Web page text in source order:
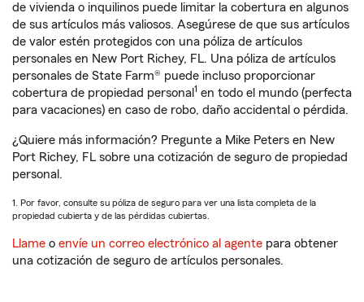
de vivienda o inquilinos puede limitar la cobertura en algunos
de sus artículos más valiosos. Asegúrese de que sus artículos
de valor estén protegidos con una póliza de artículos
personales en New Port Richey, FL. Una póliza de artículos
personales de State Farm® puede incluso proporcionar
cobertura de propiedad personal 1 en todo el mundo (perfecta
para vacaciones) en caso de robo, daño accidental o pérdida.
¿Quiere más información? Pregunte a Mike Peters en New
Port Richey, FL sobre una cotización de seguro de propiedad
personal.
1. Por favor, consulte su póliza de seguro para ver una lista completa de la
propiedad cubierta y de las pérdidas cubiertas.
Llame o envíe un correo electrónico al agente para obtener
una cotización de seguro de artículos personales.